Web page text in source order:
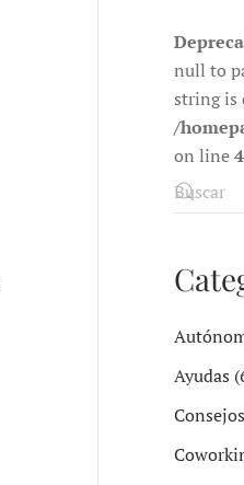
null to
string is
/
on line
Ayudas